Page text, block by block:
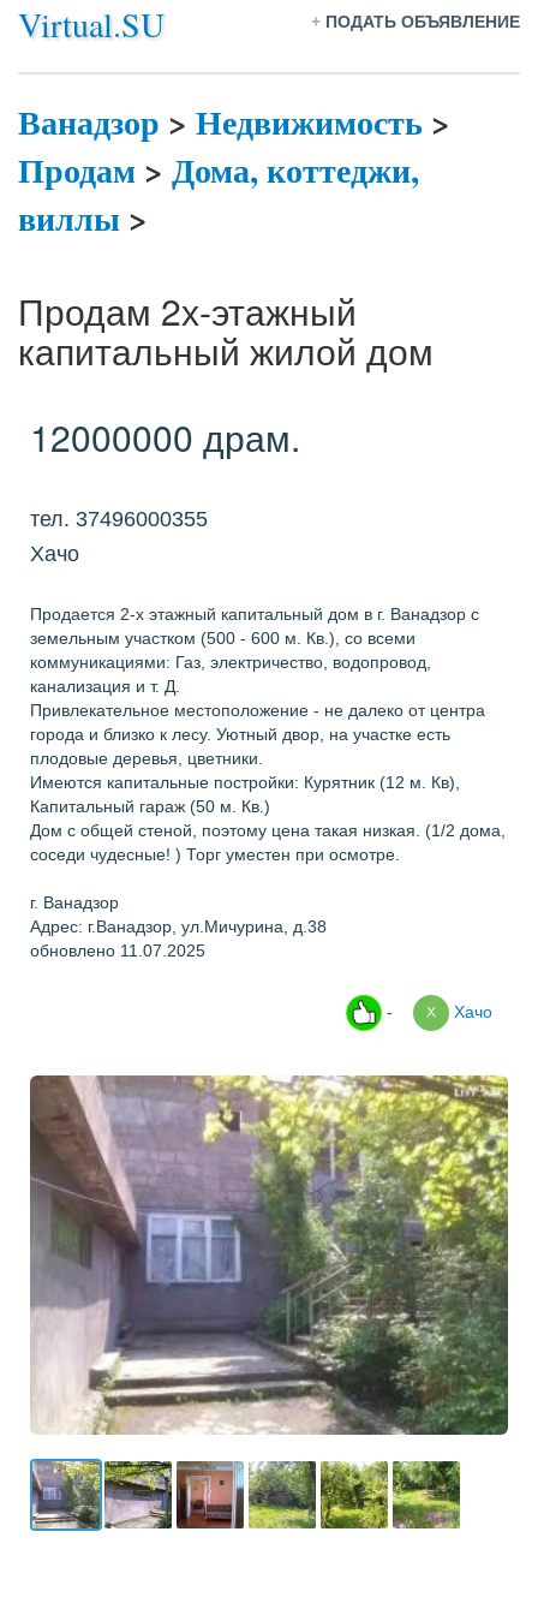
Virtual.SU + ПОДАТЬ ОБЪЯВЛЕНИЕ
Ванадзор > Недвижимость >
Продам> Дома, коттеджи,
виллы>
Продам 2х-этажный
капитальный жилой дом
12000000 драм.
тел. 37496000355
Хачо
Продается 2-х этажный капитальный дом в г. Ванадзор с
земельным участком (500 - 600 м. Кв.), со всеми
коммуникациями: Газ, электричество, водопровод,
канализация и т. Д.
Привлекательное местоположение - не далеко от центра
города и близко к лесу. Уютный двор, на участке есть
плодовые деревья, цветники.
Имеются капитальные постройки: Курятник (12 м. Кв),
Капитальный гараж (50 м. Кв.)
Дом с общей стеной, поэтому цена такая низкая. (1/2 дома,
соседи чудесные! ) Торг уместен при осмотре.
г. Ванадзор
Адрес: г.Ванадзор, ул.Мичурина, д.38
обновлено 11.07.2025
- Хачо